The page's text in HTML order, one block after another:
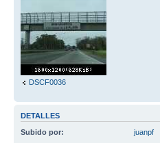
DSCF0036
DETALLES
Subido por:
juanpf